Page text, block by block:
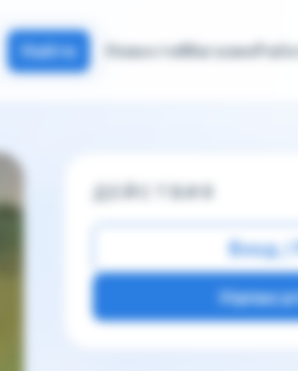
Найти НовостиМагазин
ДЕЙСТВИЯ
Вход /